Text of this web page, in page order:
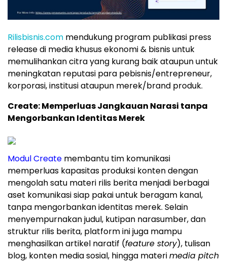
Rilisbisnis.com mendukung program publikasi press
release di media khusus ekonomi & bisnis untuk
memulihankan citra yang kurang baik ataupun untuk
meningkatan reputasi para pebisnis/entrepreneur,
korporasi, institusi ataupun merek/brand produk.
Create: Memperluas Jangkauan Narasi tanpa
Mengorbankan Identitas Merek
Modul Create membantu tim komunikasi
memperluas kapasitas produksi konten dengan
mengolah satu materi rilis berita menjadi berbagai
aset komunikasi siap pakai untuk beragam kanal,
tanpa mengorbankan identitas merek. Selain
menyempurnakan judul, kutipan narasumber, dan
struktur rilis berita, platform ini juga mampu
menghasilkan artikel naratif (feature story), tulisan
blog, konten media sosial, hingga materimedia pitch